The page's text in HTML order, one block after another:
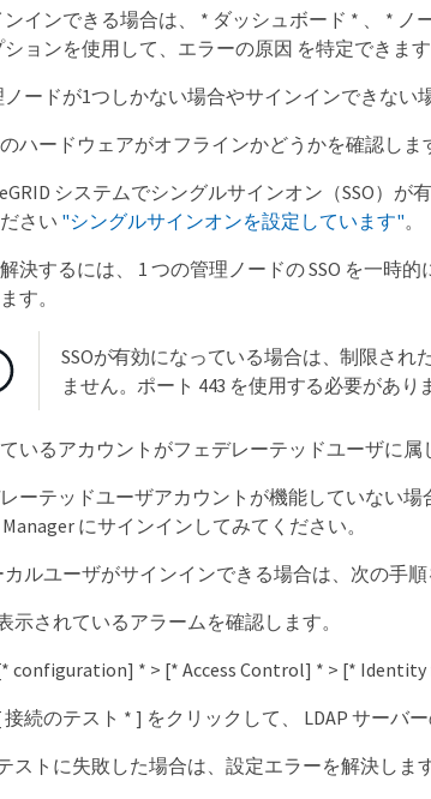
インできる場合は、 * ダッシュボード * 、 * ノ
ションを使用して、エラーの原因 を特定できます
ードが1つしかない場合やサインインできない
ハードウェアがオフラインかどうかを確認しま
システムでシングルサインオン（SSO）が
さい "シングルサインオンを設定しています"。
決するには、 1 つの管理ノードの SSO を一時
す。
SSOが有効になっている場合は、制限され
ません。ポート 443 を使用する必要があり
いるアカウントがフェデレーテッドユーザに属
ーテッドユーザアカウントが機能していない
Manager にサインインしてみてください。
カルユーザがサインインできる場合は、次の手順
示されているアラームを確認します。
configuration] * > [* Access Control] * > [* Identity
接続のテスト * ] をクリックして、 LDAP サーバ
ストに失敗した場合は、設定エラーを解決します